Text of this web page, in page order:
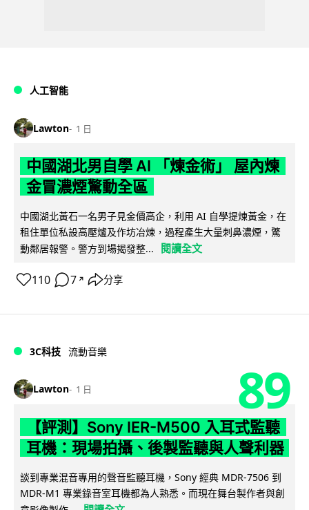
人工智能
Lawton 1 日
中國湖北男自學 AI 「煉金術」 屋內煉
金冒濃煙驚動全區
中國湖北黃石一名男子見金價高企，利用 AI 自學提煉黃金，在
租住單位私設高壓爐及作坊冶煉，過程產生大量刺鼻濃煙，驚
動鄰居報警。警方到場揭發整...
閱讀全文
110 7 ↗ 分享
3C科技 流動音樂
Lawton 1 日 89
【評測】Sony IER-M500 入耳式監聽
耳機：現場拍攝、後製監聽與人聲利器
談到專業混音專用的聲音監聽耳機，Sony 經典 MDR-7506 到
MDR-M1 專業錄音室耳機都為人熟悉。而現在舞台製作者與創